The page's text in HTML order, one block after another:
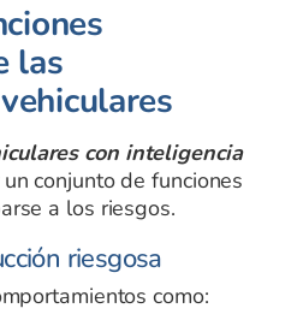
las
con inteligencia
conjunto de funciones
a los riesgos.
riesgosa
como: